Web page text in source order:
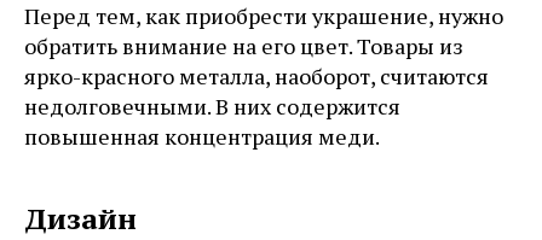
Перед тем, как приобрести украшение, нужно
обратить внимание на его цвет. Товары из
ярко-красного металла, наоборот, считаются
недолговечными. В них содержится
повышенная концентрация меди.
Дизайн